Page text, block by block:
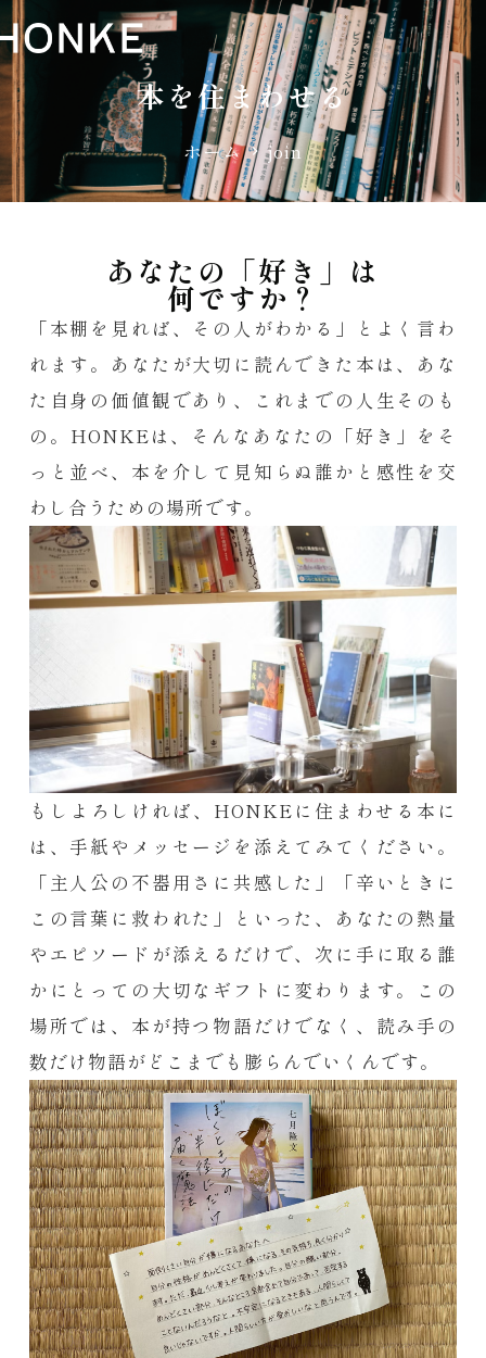
本を住まわせる
ホーム join
あなたの「好き」は
何ですか？
「本棚を見れば、その人がわかる」とよく言わ
れます。あなたが大切に読んできた本は、あな
た自身の価値観であり、これまでの人生そのも
の。HONKEは、そんなあなたの「好き」をそ
っと並べ、本を介して見知らぬ誰かと感性を交
わし合うための場所です。
もしよろしければ、HONKEに住まわせる本に
は、手紙やメッセージを添えてみてください。
「主人公の不器用さに共感した」「辛いときに
この言葉に救われた」といった、あなたの熱量
やエピソードが添えるだけで、次に手に取る誰
かにとっての大切なギフトに変わります。この
場所では、本が持つ物語だけでなく、読み手の
数だけ物語がどこまでも膨らんでいくんです。